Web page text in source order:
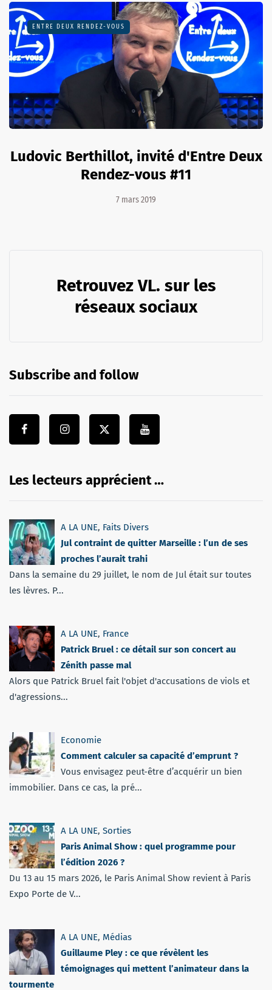
ENTRE DEUX RENDEZ-VOUS
Ludovic Berthillot, invité d'Entre Deux
Rendez-vous #11
7 mars 2019
Retrouvez VL. sur les
réseaux sociaux
Subscribe and follow
Les lecteurs apprécient …
A LA UNE, Faits Divers
Jul contraint de quitter Marseille : l’un de ses
proches l’aurait trahi
Dans la semaine du 29 juillet, le nom de Jul était sur toutes
les lèvres. P...
A LA UNE, France
Patrick Bruel : ce détail sur son concert au
Zénith passe mal
Alors que Patrick Bruel fait l'objet d'accusations de viols et
d'agressions...
Economie
Comment calculer sa capacité d’emprunt ?
Vous envisagez peut-être d’acquérir un bien
immobilier. Dans ce cas, la pré...
A LA UNE, Sorties
Paris Animal Show : quel programme pour
l’édition 2026 ?
Du 13 au 15 mars 2026, le Paris Animal Show revient à Paris
Expo Porte de V...
A LA UNE, Médias
Guillaume Pley : ce que révèlent les
témoignages qui mettent l’animateur dans la
tourmente